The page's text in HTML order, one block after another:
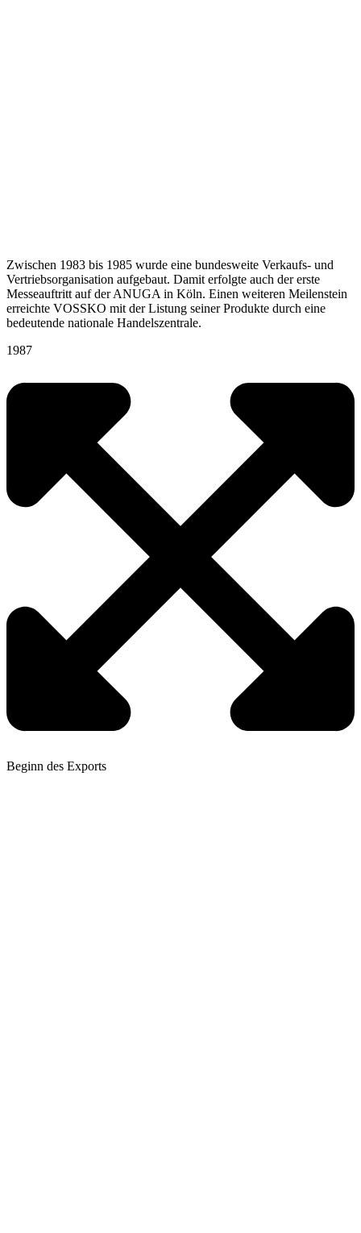
Zwischen 1983 bis 1985 wurde eine bundesweite Verkaufs- und
Vertriebsorganisation aufgebaut. Damit erfolgte auch der erste
Messeauftritt auf der ANUGA in Köln. Einen weiteren Meilenstein
erreichte VOSSKO mit der Listung seiner Produkte durch eine
bedeutende nationale Handelszentrale.
1987
Beginn des Exports